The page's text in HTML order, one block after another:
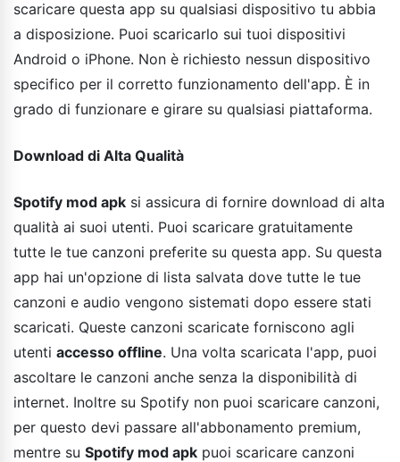
scaricare questa app su qualsiasi dispositivo tu abbia
a disposizione. Puoi scaricarlo sui tuoi dispositivi
Android o iPhone. Non è richiesto nessun dispositivo
specifico per il corretto funzionamento dell'app. È in
grado di funzionare e girare su qualsiasi piattaforma.
Download di Alta Qualità
Spotify mod apk si assicura di fornire download di alta
qualità ai suoi utenti. Puoi scaricare gratuitamente
tutte le tue canzoni preferite su questa app. Su questa
app hai un'opzione di lista salvata dove tutte le tue
canzoni e audio vengono sistemati dopo essere stati
scaricati. Queste canzoni scaricate forniscono agli
utenti accesso offline. Una volta scaricata l'app, puoi
ascoltare le canzoni anche senza la disponibilità di
internet. Inoltre su Spotify non puoi scaricare canzoni,
per questo devi passare all'abbonamento premium,
mentre su Spotify mod apk puoi scaricare canzoni